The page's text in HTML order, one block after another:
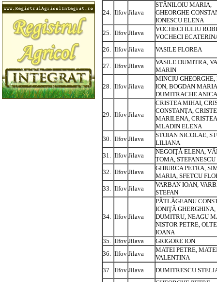
24. Ilfov Jilava
STĂNILOIU MARIA,
GHEORGHE
IONESCU ELENA
25.
Ilfov Jilava
VOCHECI IULIU
VOCHECI
26.
Ilfov Jilava VASILE FLOREA
27. Ilfov Jilava
VASILE DUMITRA,
MARIN
28. Ilfov Jilava
MINCIU
ION, BOGDAN
DUMITRACHE ANICA
29. Ilfov Jilava
CRISTEA MIHAI,
CONSTANŢA,
MARILENA,
MLADIN ELENA
30.
Ilfov Jilava
STOIAN NICOLAE,
LILIANA
31.
Ilfov Jilava
NEGOIŢĂ ELENA,
TOMA,
32.
Ilfov Jilava
GHIURCA PETRA,
MARIA, SFETCU
33.
Ilfov Jilava
VARBAN IOAN,
STEFAN
34. Ilfov Jilava
PĂTLĂGEANU
IONIŢĂ GHERGHINA,
DUMITRU, NEAGU
NISTOR PETRE,
IOANA
35.
Ilfov Jilava
GRIGORE ION
36.
Ilfov Jilava
MATEI PETRE,
VALENTINA
37.
Ilfov Jilava
DUMITRESCU